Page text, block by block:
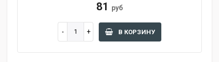
81 руб
В КОРЗИНУ